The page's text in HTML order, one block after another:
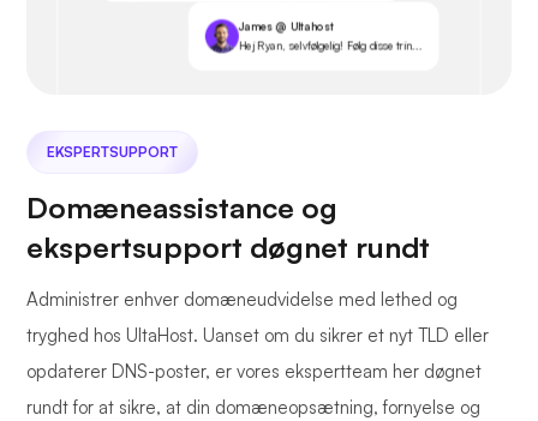
James @ Ultahost
Hej Ryan, selvfølgelig! Følg disse trin...
EKSPERTSUPPORT
Domæneassistance og
ekspertsupport døgnet rundt
Administrer enhver domæneudvidelse med lethed og
tryghed hos UltaHost. Uanset om du sikrer et nyt TLD eller
opdaterer DNS-poster, er vores ekspertteam her døgnet
rundt for at sikre, at din domæneopsætning, fornyelse og